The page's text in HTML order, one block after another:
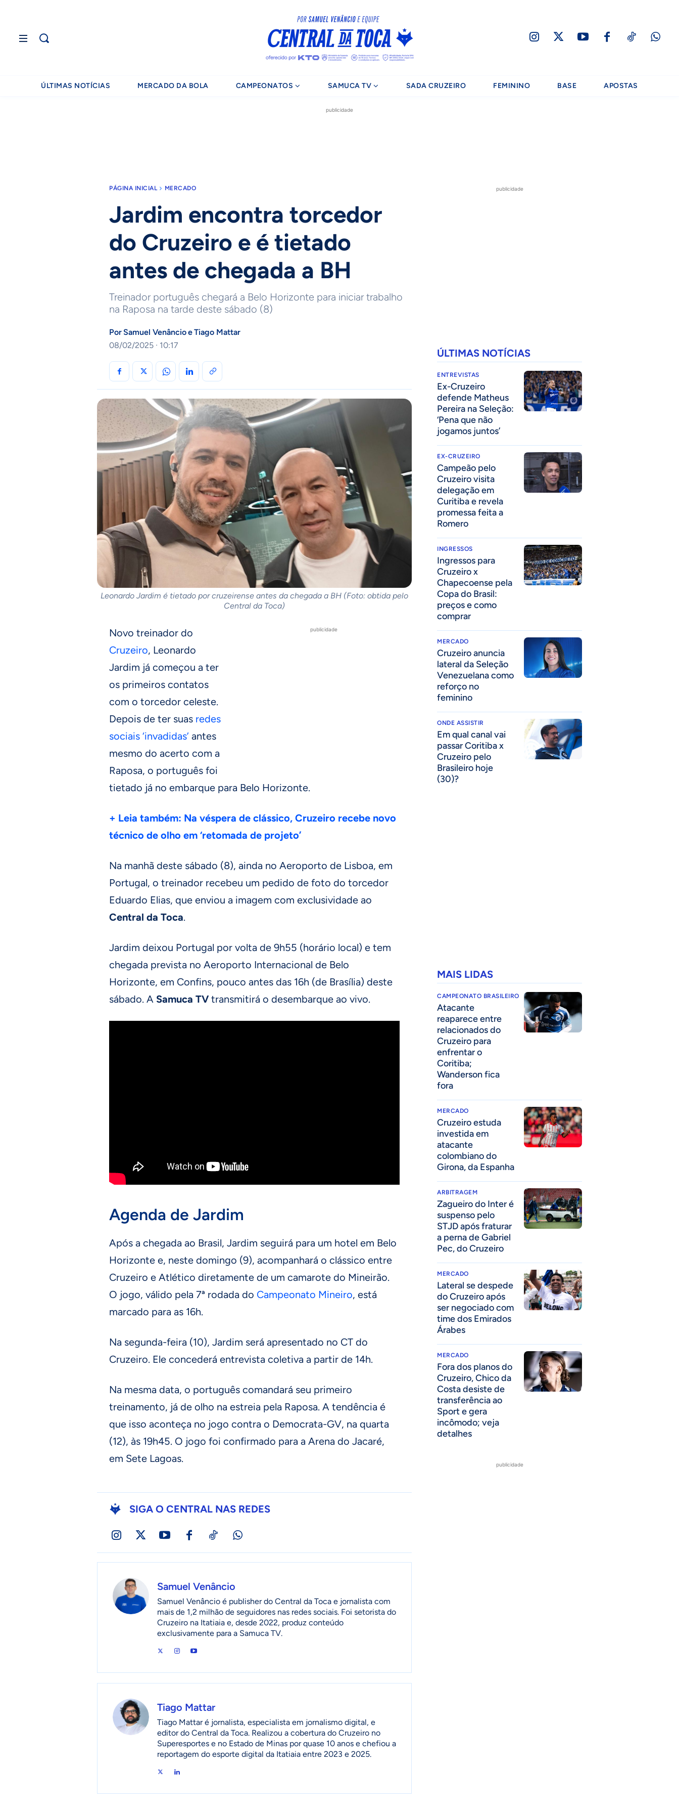
ÚLTIMAS NOTÍCIAS MERCADO DA BOLA CAMPEONATOS SAMUCA TV SADA CRUZEIRO FEMININO BASE APOSTAS
publicidade
PÁGINA INICIAL MERCADO
Jardim encontra torcedor
do Cruzeiro e é tietado
antes de chegada a BH
Treinador português chegará a Belo Horizonte para iniciar trabalho
na Raposa na tarde deste sábado (8)
Por Samuel VenâncioeTiago Mattar
08/02/2025 · 10:17
Leonardo Jardim é tietado por cruzeirense antes da chegada a BH (Foto: obtida pelo
Central da Toca)
publicidade
Novo treinador do
Cruzeiro, Leonardo
Jardim já começou a ter
os primeiros contatos
com o torcedor celeste.
Depois de ter suas redes
sociais ‘invadidas’ antes
mesmo do acerto com a
Raposa, o português foi
tietado já no embarque para Belo Horizonte.
+ Leia também: Na véspera de clássico, Cruzeiro recebe novo
técnico de olho em ‘retomada de projeto’
Na manhã deste sábado (8), ainda no Aeroporto de Lisboa, em
Portugal, o treinador recebeu um pedido de foto do torcedor
Eduardo Elias, que enviou a imagem com exclusividade ao
Central da Toca.
Jardim deixou Portugal por volta de 9h55 (horário local) e tem
chegada prevista no Aeroporto Internacional de Belo
Horizonte, em Confins, pouco antes das 16h (de Brasília) deste
sábado. A Samuca TVtransmitirá o desembarque ao vivo.
Agenda de Jardim
Após a chegada ao Brasil, Jardim seguirá para um hotel em Belo
Horizonte e, neste domingo (9), acompanhará o clássico entre
Cruzeiro e Atlético diretamente de um camarote do Mineirão.
O jogo, válido pela 7ª rodada do Campeonato Mineiro, está
marcado para as 16h.
Na segunda-feira (10), Jardim será apresentado no CT do
Cruzeiro. Ele concederá entrevista coletiva a partir de 14h.
Na mesma data, o português comandará seu primeiro
treinamento, já de olho na estreia pela Raposa. A tendência é
que isso aconteça no jogo contra o Democrata-GV, na quarta
(12), às 19h45. O jogo foi confirmado para a Arena do Jacaré,
em Sete Lagoas.
SIGA O CENTRAL NAS REDES
Samuel Venâncio
Samuel Venâncio é publisher do Central da Toca e jornalista com
mais de 1,2 milhão de seguidores nas redes sociais. Foi setorista do
Cruzeiro na Itatiaia e, desde 2022, produz conteúdo
exclusivamente para a Samuca TV.
Tiago Mattar
Tiago Mattar é jornalista, especialista em jornalismo digital, e
editor do Central da Toca. Realizou a cobertura do Cruzeiro no
Superesportes e no Estado de Minas por quase 10 anos e chefiou a
reportagem do esporte digital da Itatiaia entre 2023 e 2025.
publicidade
ÚLTIMAS NOTÍCIAS
ENTREVISTAS
Ex-Cruzeiro
defende Matheus
Pereira na Seleção:
‘Pena que não
jogamos juntos’
EX-CRUZEIRO
Campeão pelo
Cruzeiro visita
delegação em
Curitiba e revela
promessa feita a
Romero
INGRESSOS
Ingressos para
Cruzeiro x
Chapecoense pela
Copa do Brasil:
preços e como
comprar
MERCADO
Cruzeiro anuncia
lateral da Seleção
Venezuelana como
reforço no
feminino
ONDE ASSISTIR
Em qual canal vai
passar Coritiba x
Cruzeiro pelo
Brasileiro hoje
(30)?
MAIS LIDAS
CAMPEONATO BRASILEIRO
Atacante
reaparece entre
relacionados do
Cruzeiro para
enfrentar o
Coritiba;
Wanderson fica
fora
MERCADO
Cruzeiro estuda
investida em
atacante
colombiano do
Girona, da Espanha
ARBITRAGEM
Zagueiro do Inter é
suspenso pelo
STJD após fraturar
a perna de Gabriel
Pec, do Cruzeiro
MERCADO
Lateral se despede
do Cruzeiro após
ser negociado com
time dos Emirados
Árabes
MERCADO
Fora dos planos do
Cruzeiro, Chico da
Costa desiste de
transferência ao
Sport e gera
incômodo; veja
detalhes
publicidade